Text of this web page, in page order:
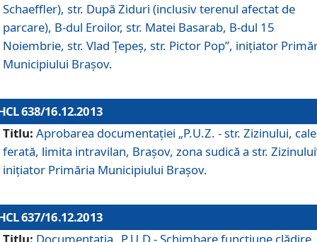
Schaeffler), str. După Ziduri (inclusiv terenul afectat de
parcare), B-dul Eroilor, str. Matei Basarab, B-dul 15
Noiembrie, str. Vlad Ţepeş, str. Pictor Pop”, iniţiator
Municipiului Braşov.
638/16.12.2013
Titlu: Aprobarea documentaţiei „P.U.Z. - str. Zizinului,
ferată, limita intravilan, Braşov, zona sudică a str.
iniţiator Primăria Municipiului Braşov.
637/16.12.2013